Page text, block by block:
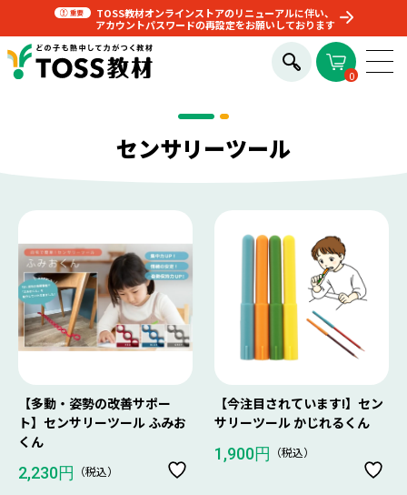
TOSS教材オンラインストアのリニューアルに伴い、
アカウントパスワードの再設定をお願いしております
0
センサリーツール
【多動・姿勢の改善サポー
ト】センサリーツール ふみお
くん
2,230円 （税込）
【今注目されています!】セン
サリーツール かじれるくん
1,900円 （税込）